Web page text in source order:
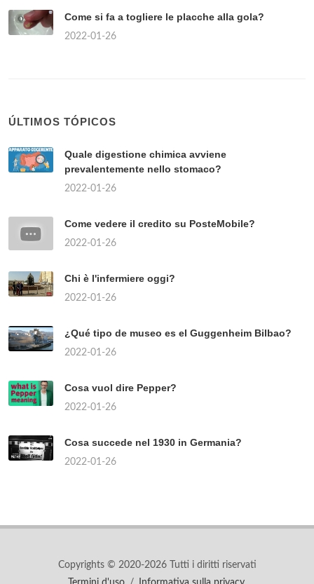
Come si fa a togliere le placche alla gola?
2022-01-26
ÚLTIMOS TÓPICOS
Quale digestione chimica avviene
prevalentemente nello stomaco?
2022-01-26
Come vedere il credito su PosteMobile?
2022-01-26
Chi è l'infermiere oggi?
2022-01-26
¿Qué tipo de museo es el Guggenheim Bilbao?
2022-01-26
Cosa vuol dire Pepper?
2022-01-26
Cosa succede nel 1930 in Germania?
2022-01-26
Copyrights © 2020-2026 Tutti i diritti riservati